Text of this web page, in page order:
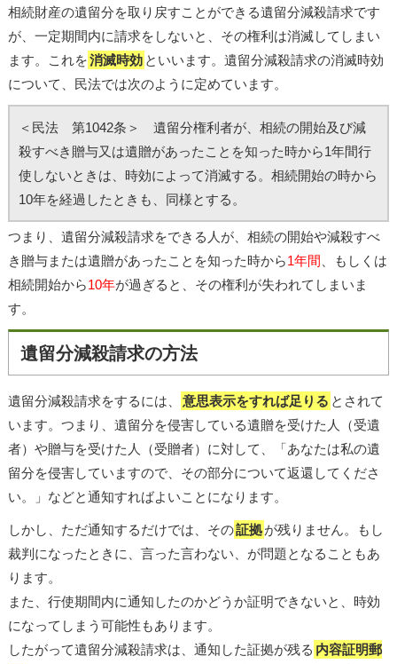
相続財産の遺留分を取り戻すことができる遺留分減殺請求です
が、一定期間内に請求をしないと、その権利は消滅してしまい
ます。これを消滅時効 といいます。遺留分減殺請求の消滅時効
について、民法では次のように定めています。
＜民法 第1042条＞ 遺留分権利者が、相続の開始及び減
殺すべき贈与又は遺贈があったことを知った時から1年間行
使しないときは、時効によって消滅する。相続開始の時から
10年を経過したときも、同様とする。
つまり、遺留分減殺請求をできる人が、相続の開始や減殺すべ
き贈与または遺贈があったことを知った時から1年間 、もしくは
相続開始から10年が過ぎると、その権利が失われてしまいま
す。
遺留分減殺請求の方法
遺留分減殺請求をするには、 意思表示をすれば足りる とされて
います。つまり、遺留分を侵害している遺贈を受けた人（受遺
者）や贈与を受けた人（受贈者）に対して、「あなたは私の遺
留分を侵害していますので、その部分について返還してくださ
い。」などと通知すればよいことになります。
しかし、ただ通知するだけでは、その証拠が残りません。もし
裁判になったときに、言った言わない、が問題となることもあ
ります。
また、行使期間内に通知したのかどうか証明できないと、時効
になってしまう可能性もあります。
したがって遺留分減殺請求は、通知した証拠が残る 内容証明郵